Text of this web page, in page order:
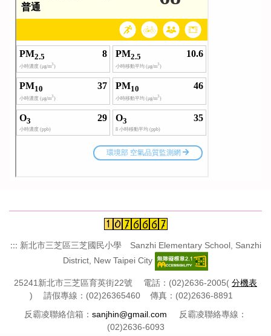
::: 新北市三芝區三芝國民小學 Sanzhi Elementary School, Sanzhi
District, New Taipei City
25241新北市三芝區育英街22號 電話：(02)2636-2005( 分機表
) 請假專線：(02)26365460 傳真：(02)2636-8891
反霸凌聯絡信箱： sanjhin@gmail.com 反霸凌聯絡專線：
(02)2636-6093